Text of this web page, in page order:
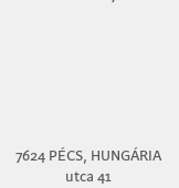
7624 PÉCS, HUNGÁRIA
utca 41